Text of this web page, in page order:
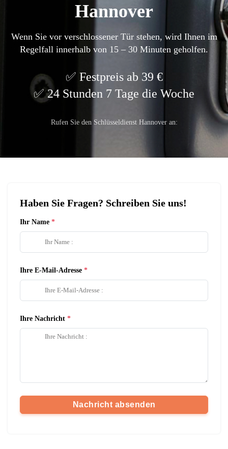
Hannover
Wenn Sie vor verschlossener Tür stehen, wird Ihnen im
Regelfall innerhalb von 15 – 30 Minuten geholfen.
Festpreis ab 39 €
24 Stunden 7 Tage die Woche
Rufen Sie den Schlüsseldienst Hannover an:
Haben Sie Fragen? Schreiben Sie uns!
Ihr Name
Ihre E-Mail-Adresse
Ihre Nachricht
Nachricht absenden